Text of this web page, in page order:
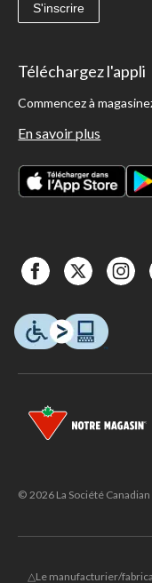
S'inscrire
Téléchargez l'appli
Commencez à
En savoir plus
© 2026 La Société
△Le manufacturier/